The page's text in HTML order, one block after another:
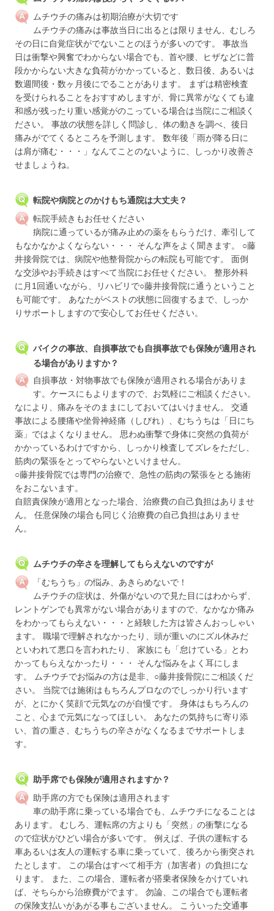
ムチウチの痛みは初期治療が大切です
ムチウチの痛みは事故当日に出るとは限りません、むしろ
その日に自覚症状がでないことのほうが多いのです。 事故当
日は衝撃や興奮でわからない場合でも、首や腰、ヒザなどに普
段かからない大きな負荷がかかっていると、数日後、あるいは
数週間後・数ヶ月後にでることがあります。 まずは精密検査
を受けられることをおすすめしますが、骨に異常がなくても違
和感が残ったり重い感覚がのこっている場合は当院にご相談く
ださい。 事故の状態を詳しく問診し、体の動きを調べ、後日
痛みがでてくるところを予測します。 数年後「雨が降る日に
は肩が痛む・・・」なんてことのないように、しっかり改善さ
せましょうね。
転院や病院とのかけもち通院は大丈夫？
転院手続きもお任せください
病院に通っているが痛み止めの薬をもらうだけ、牽引して
もなかなかよくならない・・・ そんな声をよく聞きます。 ○藤
井接骨院では、病院や他整骨院からの転院も可能です。 面倒
な交渉やお手続きはすべて当院にお任せください。 整形外科
に月1回通いながら、リハビリで○藤井接骨院に通うということ
も可能です。 あなたがベストの状態に回復するまで、しっか
りサポートしますので安心してお任せください。
バイクの事故、自損事故でも自損事故でも保険が適用され
る場合がありますか？
自損事故・対物事故でも保険が適用される場合がありま
す。ケースにもよりますので、お気軽にご相談ください。
なにより、痛みをそのままにしておいてはいけません。 交通
事故による腰痛や坐骨神経痛（しびれ）、むちうちは「日にち
薬」ではよくなりません。 思わぬ衝撃で身体に突然の負荷が
かかっているわけですから、しっかり検査してズレをただし、
筋肉の緊張をとってやらないといけません。
○藤井接骨院では専門の治療で、急性の筋肉の緊張をとる施術
をおこないます。
自賠責保険が適用となった場合、治療費の自己負担はありませ
ん。 任意保険の場合も同じく治療費の自己負担はありませ
ん。
ムチウチの辛さを理解してもらえないのですが
「むちうち」の悩み、あきらめないで！
ムチウチの症状は、外傷がないので見た目にはわからず、
レントゲンでも異常がない場合がありますので、なかなか痛み
をわかってもらえない・・・と経験した方は皆さんおっしゃい
ます。 職場で理解されなかったり、頭が重いのにズル休みだ
といわれて悪口を言われたり、 家族にも「怠けている」とわ
かってもらえなかったり・・・ そんな悩みをよく耳にしま
す。 ムチウチでお悩みの方は是非、○藤井接骨院にご相談くだ
さい。 当院では施術はもちろんプロなのでしっかり行います
が、とにかく笑顔で元気なのが自慢です。 身体はもちろんの
こと、心まで元気になってほしい。 あなたの気持ちに寄り添
い、首の重さ、むちうちの辛さがなくなるまでサポートしま
す。
助手席でも保険が適用されますか？
助手席の方でも保険は適用されます
車の助手席に乗っている場合でも、ムチウチになることは
あります。 むしろ、運転席の方よりも「突然」の衝撃になる
ので症状がひどい場合が多いです。 例えば、子供の運転する
車あるいは友人の運転する車に乗っていて、後ろから衝突され
たとします。 この場合はすべて相手方（加害者）の負担にな
ります。 また、この場合、運転者が搭乗者保険をかけていれ
ば、そちらから治療費がでます。 勿論、この場合でも運転者
の保険支払いがあがる事もございません。 こういった交通事